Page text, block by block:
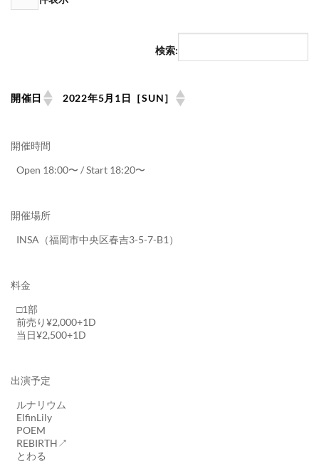
検索:
開催日 2022年5月1日［SUN］
開催時間
Open 18:00〜 / Start 18:20〜
開催場所
INSA（福岡市中央区春吉3-5-7-B1）
料金
□1部
前売り¥2,000+1D
当日¥2,500+1D
出演予定
ルナリウム
ElfinLily
POEM
REBIRTH↗︎
とわる